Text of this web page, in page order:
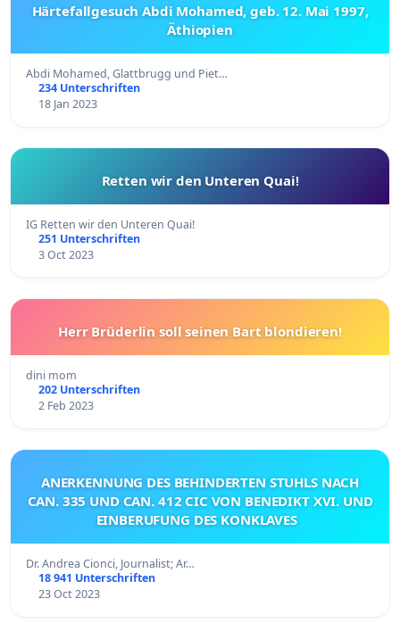
Härtefallgesuch Abdi Mohamed, geb. 12. Mai 1997,
Äthiopien
Abdi Mohamed, Glattbrugg und Piet…
234 Unterschriften
18 Jan 2023
Retten wir den Unteren Quai!
IG Retten wir den Unteren Quai!
251 Unterschriften
3 Oct 2023
Herr Brüderlin soll seinen Bart blondieren!
dini mom
202 Unterschriften
2 Feb 2023
ANERKENNUNG DES BEHINDERTEN STUHLS NACH
CAN. 335 UND CAN. 412 CIC VON BENEDIKT XVI. UND
EINBERUFUNG DES KONKLAVES
Dr. Andrea Cionci, Journalist; Ar…
18 941 Unterschriften
23 Oct 2023